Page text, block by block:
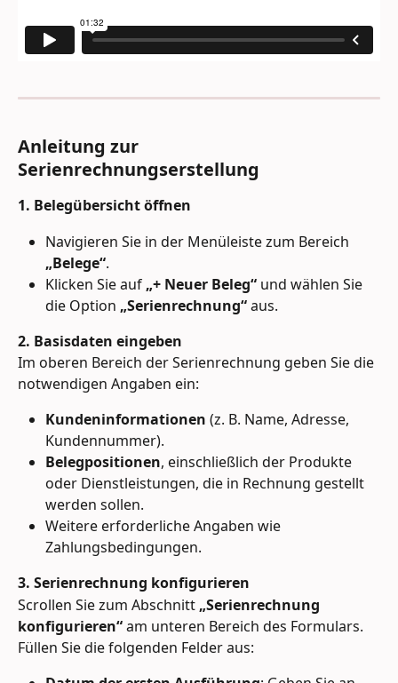
Anleitung zur
Serienrechnungserstellung
1. Belegübersicht öffnen
Navigieren Sie in der Menüleiste zum Bereich
„Belege“.
Klicken Sie auf „+ Neuer Beleg“ und wählen Sie
die Option „Serienrechnung“ aus.
2. Basisdaten eingeben
Im oberen Bereich der Serienrechnung geben Sie die
notwendigen Angaben ein:
Kundeninformationen (z. B. Name, Adresse,
Kundennummer).
Belegpositionen, einschließlich der Produkte
oder Dienstleistungen, die in Rechnung gestellt
werden sollen.
Weitere erforderliche Angaben wie
Zahlungsbedingungen.
3. Serienrechnung konfigurieren
Scrollen Sie zum Abschnitt „Serienrechnung
konfigurieren“ am unteren Bereich des Formulars.
Füllen Sie die folgenden Felder aus: